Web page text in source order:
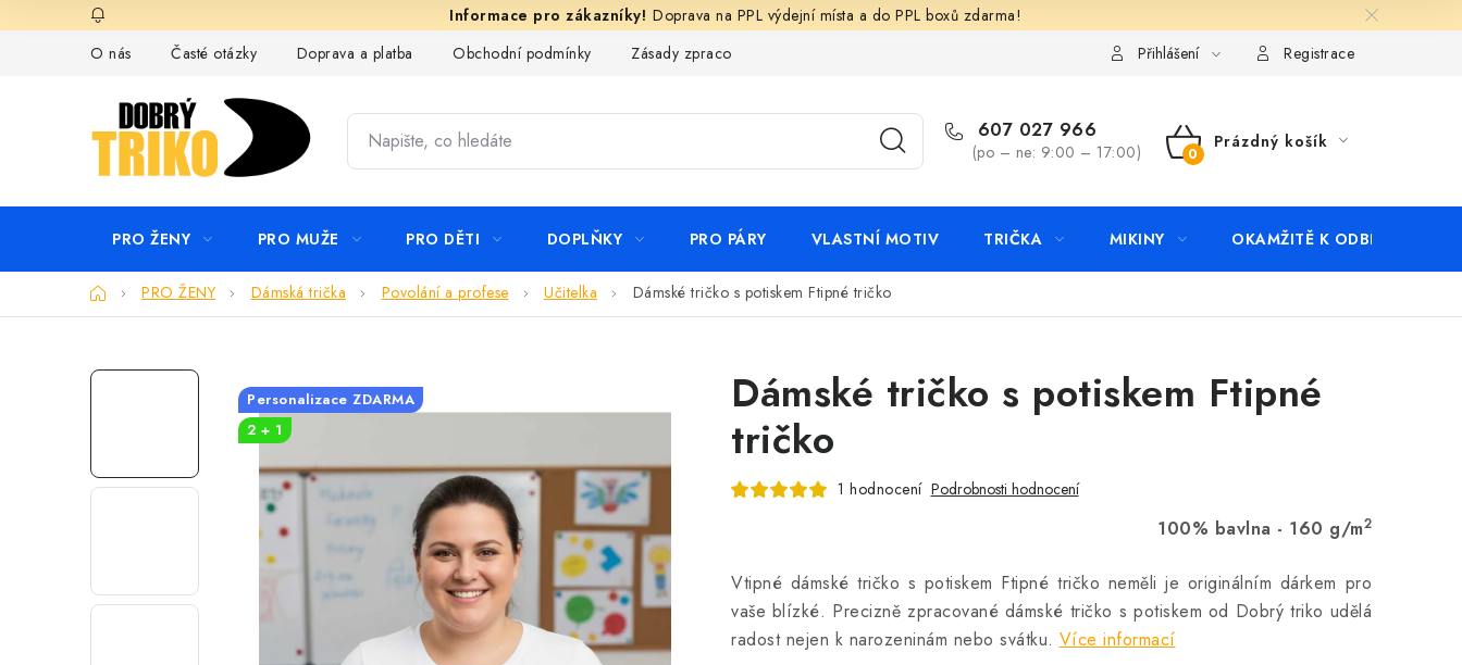
na
Doprava na PPL výdejní místa a do PPL boxů zdarma!
O nás
Časté otázky Doprava a platba Obchodní podmínky Zásady zpracování ochrany osobních údajů KontaktyPřihlášení Registrace
607 027 966
(po – ne: 9:00 – 17:00)
NÁKUPNÍ
Prázdný košík
PRO ŽENY PRO MUŽE PRO DĚTI DOPLŇKY PRO PÁRY VLASTNÍ MOTIV TRIČKA MIKINY OKAMŽITĚ K ODBĚRU
DomůPRO ŽENY Dámská trička Povolání a profese Učitelka Dámské tričko s potiskem Ftipné tričko
Dámské tričko s potiskem Ftipné
tričko
1 hodnocení Podrobnosti hodnocení
100% bavlna - 160 g/m2
Vtipné dámské tričko s potiskem Ftipné tričko neměli je originálním dárkem pro
vaše blízké. Precizně zpracované dámské tričko s potiskem od Dobrý triko udělá
radost nejen k narozeninám nebo svátku. Více informací
Personalizace ZDARMA
2 + 1